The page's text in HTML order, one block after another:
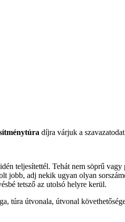
díjra várjuk a
teljesítettél. Tehát nem söprű
jobb, adj nekik ugyan olyan
tetsző az utolsó helyre kerül.
túra útvonala, útvonal